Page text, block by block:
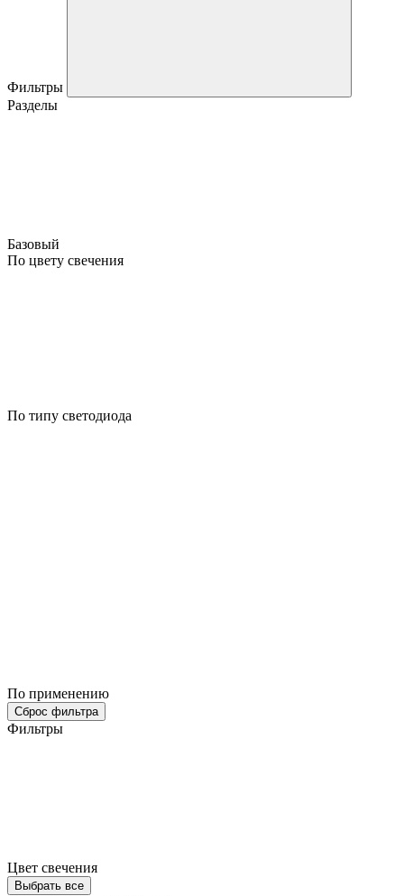
Фильтры
Разделы
Базовый
По цвету свечения
По типу светодиода
По применению
Сброс фильтра
Фильтры
Цвет свечения
Выбрать все